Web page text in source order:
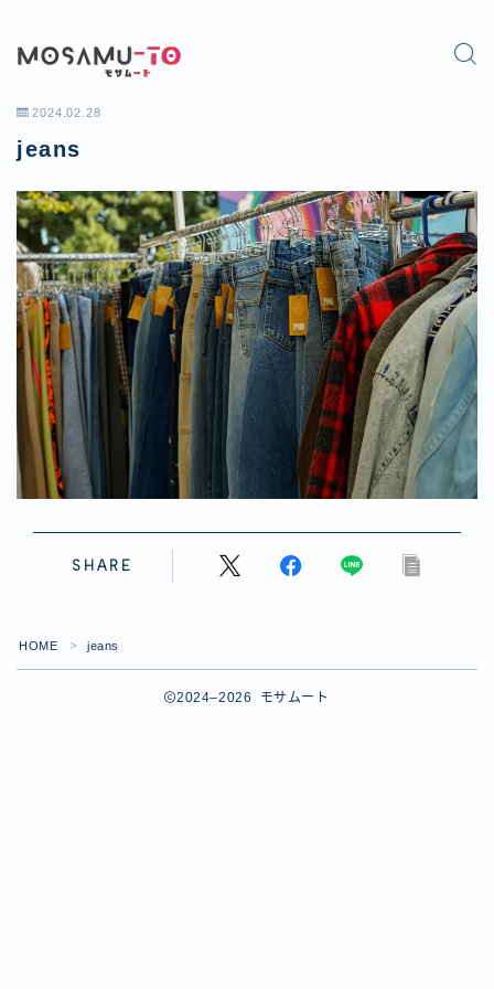
2024.02.28
jeans
SHARE
HOME ＞ jeans
2024–2026 モサムート